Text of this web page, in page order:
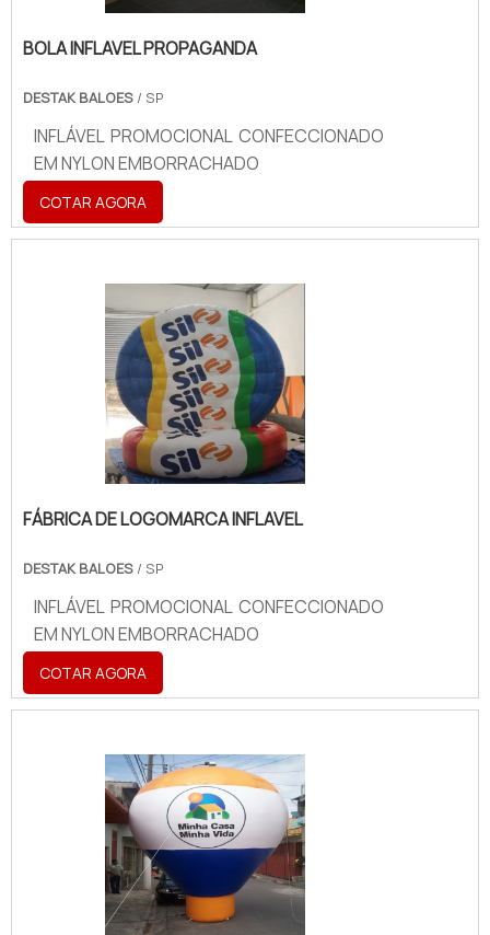
BOLA INFLAVEL PROPAGANDA
DESTAK BALOES / SP
INFLÁVEL PROMOCIONAL CONFECCIONADO
EM NYLON EMBORRACHADO
COTAR AGORA
FÁBRICA DE LOGOMARCA INFLAVEL
DESTAK BALOES / SP
INFLÁVEL PROMOCIONAL CONFECCIONADO
EM NYLON EMBORRACHADO
COTAR AGORA